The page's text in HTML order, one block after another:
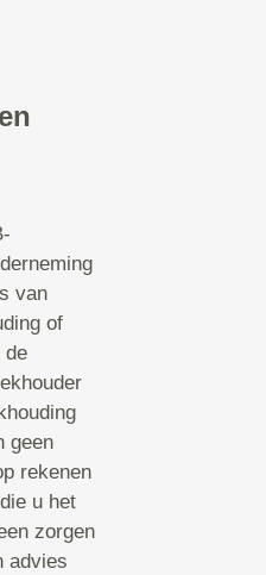
van
of
de
geen
rekenen
u het
zorgen
advies